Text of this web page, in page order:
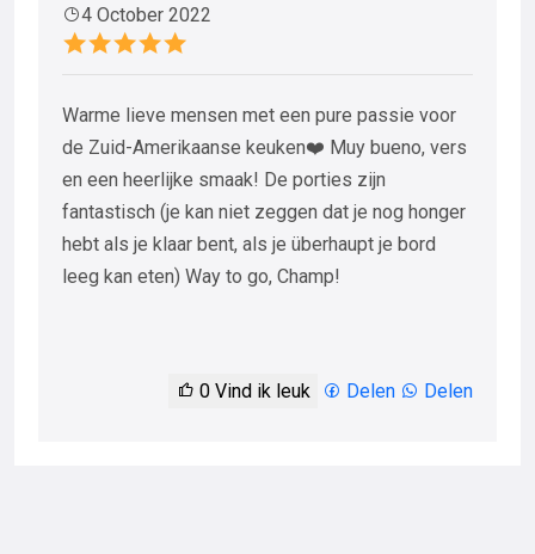
4 October 2022
Warme lieve mensen met een pure passie voor
de Zuid-Amerikaanse keuken❤️ Muy bueno, vers
en een heerlijke smaak! De porties zijn
fantastisch (je kan niet zeggen dat je nog honger
hebt als je klaar bent, als je überhaupt je bord
leeg kan eten) Way to go, Champ!
0 Vind ik leuk Delen Delen